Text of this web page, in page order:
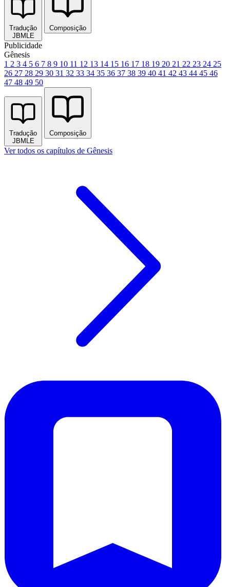
Tradução
JBMLE
Composição
Publicidade
Gênesis
1 2 3 4 5 6 7 8 9 10 11 12 13 14 15 16 17 18 19 20 21 22 23 24 25
26 27 28 29 30 31 32 33 34 35 36 37 38 39 40 41 42 43 44 45 46
47 48 49 50
Tradução
JBMLE
Composição
Ver todos os capítulos de Gênesis